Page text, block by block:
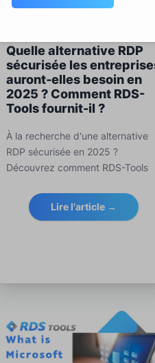
Quelle alternative RDP
sécurisée les
auront-elles besoin en
2025 ? Comment RDS-
Tools fournit-il ?
À la recherche d'une alternative
RDP sécurisée en 2025 ?
Découvrez comment RDS-Tools
avec une connexion basée sur le
navigateur, une protection
Lire l'article →